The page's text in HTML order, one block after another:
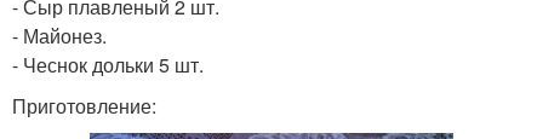
- Сыр плавленый 2 шт.
- Майонез.
- Чеснок дольки 5 шт.
Приготовление: